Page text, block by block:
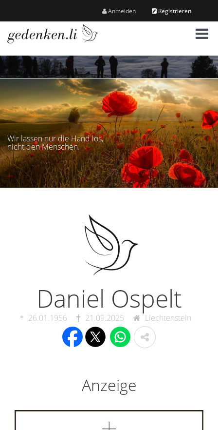
Anmelden Registrieren
M
e
n
ü
Wir lassen nur die Hand los,
nicht den Menschen.
Daniel Ospelt
26.01.1956 21.09.2025 Liechtenstein
Anzeige